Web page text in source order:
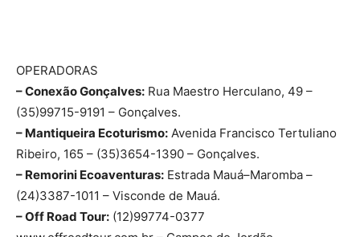
OPERADORAS
– Conexão Gonçalves: Rua Maestro Herculano, 49 –
(35)99715-9191 – Gonçalves.
– Mantiqueira Ecoturismo: Avenida Francisco Tertuliano
Ribeiro, 165 – (35)3654-1390 – Gonçalves.
– Remorini Ecoaventuras: Estrada Mauá–Maromba –
(24)3387-1011 – Visconde de Mauá.
– Off Road Tour: (12)99774-0377